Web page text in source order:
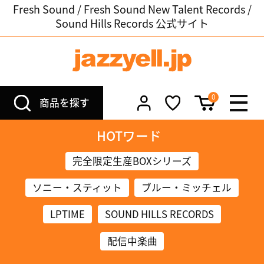
Fresh Sound / Fresh Sound New Talent Records /
Sound Hills Records 公式サイト
商品を探す 0
HOTワード
完全限定生産BOXシリーズ
ソニー・スティット
ブルー・ミッチェル
LPTIME
SOUND HILLS RECORDS
配信中楽曲